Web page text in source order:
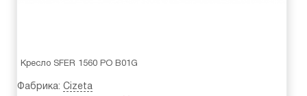
Кресло SFER 1560 PO B01G
Фабрика: Cizeta